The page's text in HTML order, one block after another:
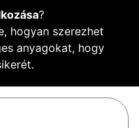
?
hogyan szerezhet
anyagokat, hogy